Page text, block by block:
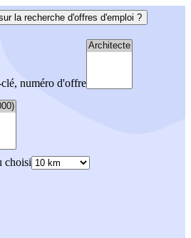
la recherche d'offres d'emploi ?
numéro d'offre
choisi